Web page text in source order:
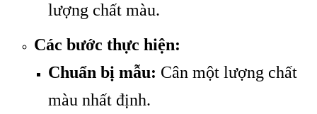
lượng chất màu.
Các bước thực hiện:
Chuẩn bị mẫu: Cân một lượng chất
màu nhất định.